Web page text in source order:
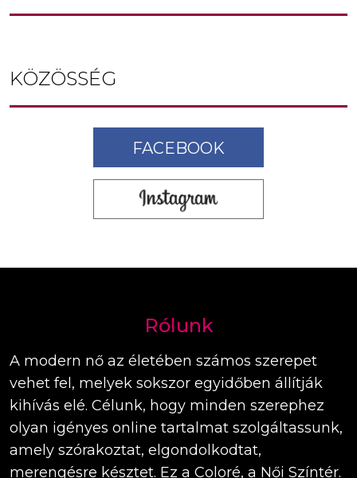
KÖZÖSSÉG
FACEBOOK
Rólunk
A modern nő az életében számos szerepet
vehet fel, melyek sokszor egyidőben állítják
kihívás elé. Célunk, hogy minden szerephez
olyan igényes online tartalmat szolgáltassunk,
amely szórakoztat, elgondolkodtat,
merengésre késztet. Ez a Coloré, a Női Színtér.